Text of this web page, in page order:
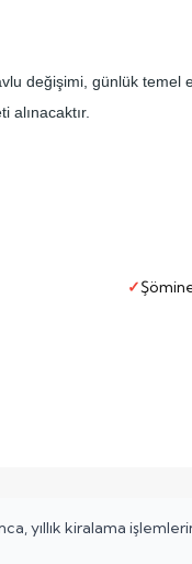
değişimi, günlük temel
alınacaktır.
yıllık kiralama